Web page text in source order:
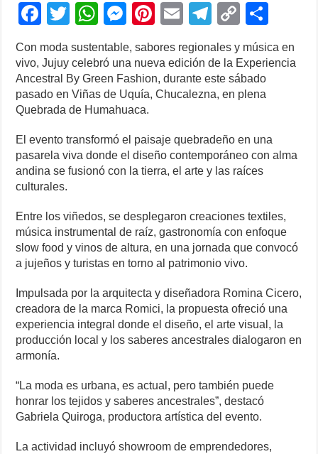
F
c
e
b
o
k
T
tt
er
W
at
s
A
p
M
ss
e
n
er
Pi
er
e
st
E
m
ail
T
el
e
gr
a
C
p
y
Li
k
ar
Con moda sustentable, sabores regionales y música en
vivo, Jujuy celebró una nueva edición de la Experiencia
Ancestral By Green Fashion, durante este sábado
pasado en Viñas de Uquía, Chucalezna, en plena
Quebrada de Humahuaca.
El evento transformó el paisaje quebradeño en una
pasarela viva donde el diseño contemporáneo con alma
andina se fusionó con la tierra, el arte y las raíces
culturales.
Entre los viñedos, se desplegaron creaciones textiles,
música instrumental de raíz, gastronomía con enfoque
slow food y vinos de altura, en una jornada que convocó
a jujeños y turistas en torno al patrimonio vivo.
Impulsada por la arquitecta y diseñadora Romina Cicero,
creadora de la marca Romici, la propuesta ofreció una
experiencia integral donde el diseño, el arte visual, la
producción local y los saberes ancestrales dialogaron en
armonía.
“La moda es urbana, es actual, pero también puede
honrar los tejidos y saberes ancestrales”, destacó
Gabriela Quiroga, productora artística del evento.
La actividad incluyó showroom de emprendedores,